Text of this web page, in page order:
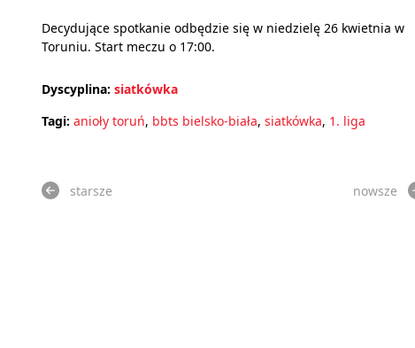
Decydujące spotkanie odbędzie się w niedzielę 26 kwietnia w
Toruniu. Start meczu o 17:00.
Dyscyplina: siatkówka
Tagi: anioły toruń, bbts bielsko-biała, siatkówka, 1. liga
starsze nowsze